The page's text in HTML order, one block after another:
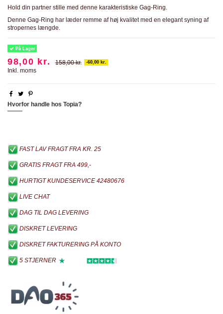
Hold din partner stille med denne karakteristiske Gag-Ring.
Denne Gag-Ring har læder remme af høj kvalitet med en elegant syning af
stropernes længde.
På Lager
98,00 kr. 158,00 kr. -60,00 kr.
Inkl. moms
Hvorfor handle hos Topia?
FAST LAV FRAGT FRA KR. 25
GRATIS FRAGT FRA 499,-
HURTIGT KUNDESERVICE 42480676
LIVE CHAT
DAG TIL DAG LEVERING
DISKRET LEVERING
DISKRET FAKTURERING PÅ KONTO
5 STJERNER